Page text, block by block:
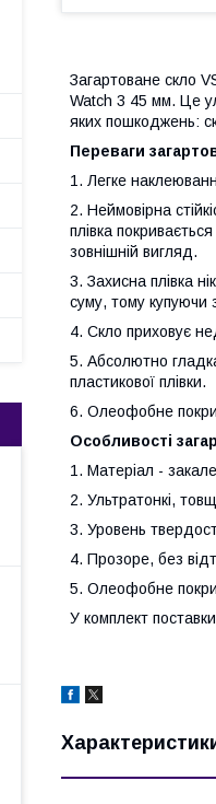
Загартоване скло
Watch 3 45 мм. Це
яких пошкоджень:
Переваги
1. Легке
2. Неймовірна
плівка
зовнішній вигляд.
3. Захисна плівка
суму, тому купуючи
4. Скло приховує
5. Абсолютно
пластикової плівки.
6. Олеофобне
Особливості
1. Матеріал -
2. Ультратонкі,
3. Уровень
4. Прозоре, без
5. Олеофобне
У комплект